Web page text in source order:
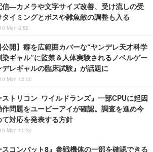
信―カメラや文字サイズ改善、受け流しの受
タイミングとボスや雑魚敵の調整も入る
Mon 8:52
公開】癖を広範囲カバーな“ヤンデレ天才科学
染ギャル”に監禁＆人体実験されるノベルゲー
デレギャルの臨床試験』が話題に
Mon 12:00
ストリコン ワイルドランズ』一部CPUに起因
作問題をユービーアイが確認。調査を進め今
て対応を発表する方針
Mon 11:30
スコンバット8』参戦機体の一部を確認できる